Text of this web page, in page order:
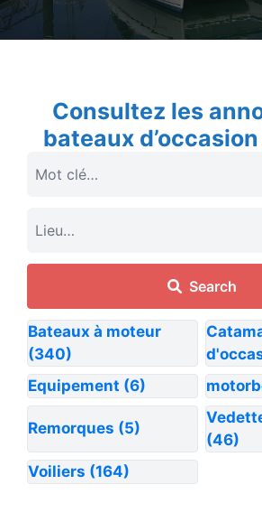
Consultez les
bateaux
Search
Bateaux à moteur
(340)
Equipement (6)
Remorques (5)
(46)
Voiliers (164)